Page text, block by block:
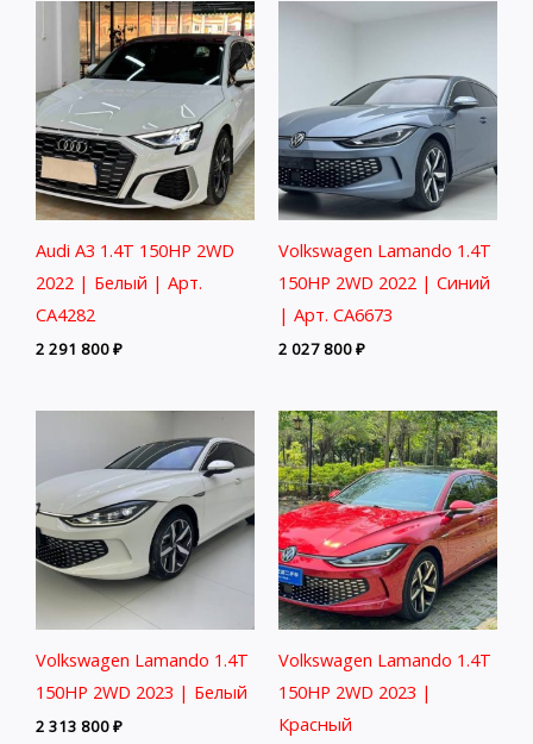
Audi A3 1.4T 150HP 2WD
2022 | Белый | Арт.
CA4282
2 291 800₽
Volkswagen Lamando 1.4T
150HP 2WD 2022 | Синий
| Арт. CA6673
2 027 800₽
Volkswagen Lamando 1.4T
150HP 2WD 2023 | Белый
2 313 800₽
Volkswagen Lamando 1.4T
150HP 2WD 2023 |
Красный